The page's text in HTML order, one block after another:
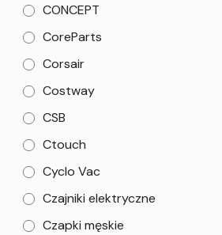
CONCEPT
CoreParts
Corsair
Costway
CSB
Ctouch
Cyclo Vac
Czajniki elektryczne
Czapki męskie